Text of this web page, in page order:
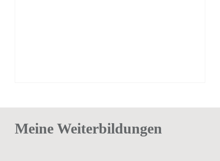
Meine Weiterbildungen